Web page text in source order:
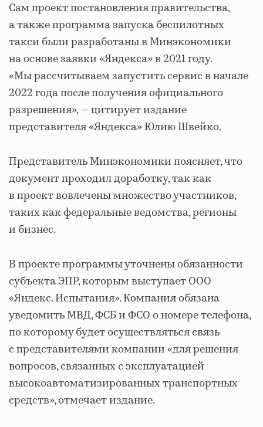
Сам проект постановления правительства,
а также программа запуска беспилотных
такси были разработаны в Минэкономики
на основе заявки «Яндекса» в 2021 году.
«Мы рассчитываем запустить сервис в начале
2022 года после получения официального
разрешения», — цитирует издание
представителя «Яндекса» Юлию Швейко.
Представитель Минэкономики поясняет, что
документ проходил доработку, так как
в проект вовлечены множество участников,
таких как федеральные ведомства, регионы
и бизнес.
В проекте программы уточнены обязанности
субъекта ЭПР, которым выступает ООО
«Яндекс. Испытания». Компания обязана
уведомить МВД, ФСБ и ФСО о номере телефона,
по которому будет осуществляться связь
с представителями компании «для решения
вопросов, связанных с эксплуатацией
высокоавтоматизированных транспортных
средств», отмечает издание.